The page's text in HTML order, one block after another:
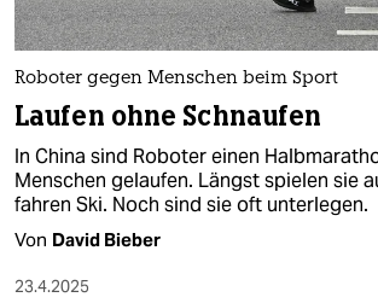
Roboter gegen Menschen beim Sport
Laufen ohne Schnaufen
In China sind Roboter einen
Menschen gelaufen. Längst spielen sie
fahren Ski. Noch sind sie oft unterlegen.
Von David Bieber
23.4.2025